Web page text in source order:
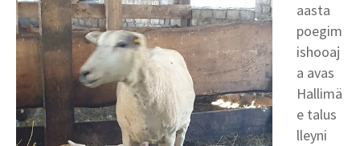
aasta
poegim
ishooaj
a avas
Hallimä
e talus
lleyni